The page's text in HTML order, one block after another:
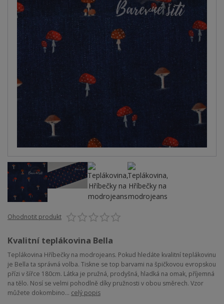
Ohodnotit produkt
Kvalitní teplákovina Bella
Teplákovina Hříbečky na modrojeans. Pokud hledáte kvalitní teplákovinu
je Bella ta správná volba. Tiskne se top barvami na špičkovou evropskou
přízi v šířce 180cm. Látka je pružná, prodyšná, hladká na omak, příjemná
na tělo. Nosí se velmi pohodlně díky pružnosti v obou směrech. Vzor
můžete dokombino... celý popis